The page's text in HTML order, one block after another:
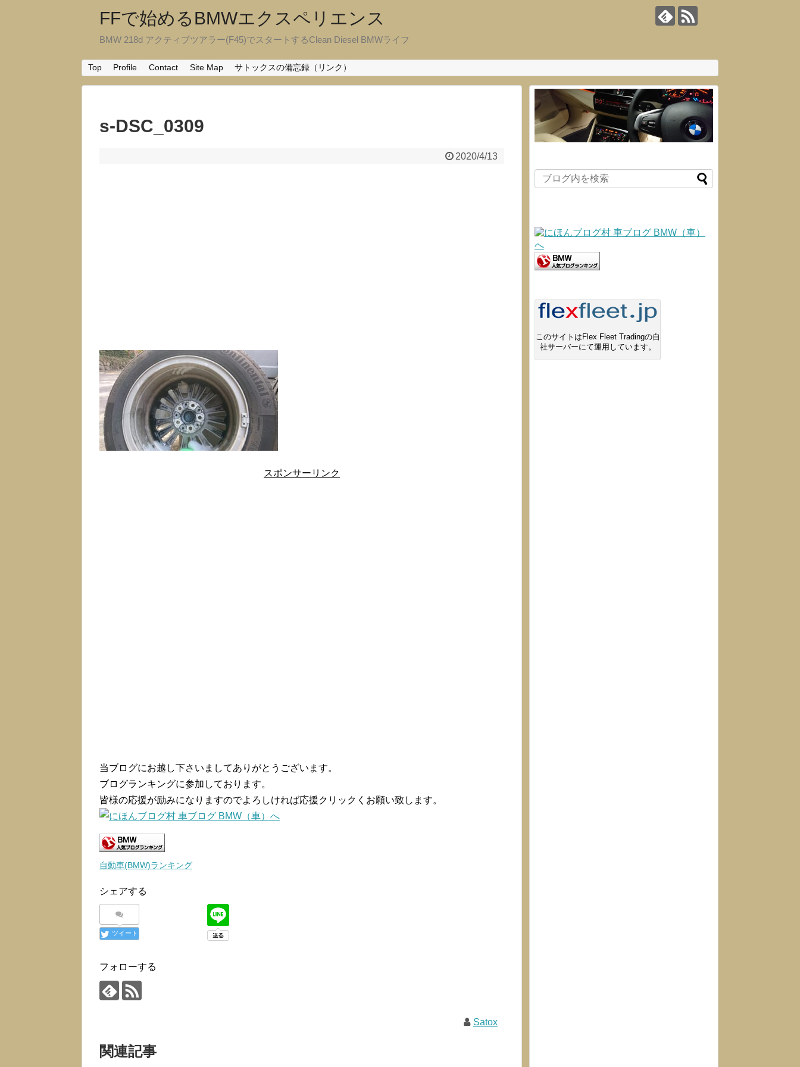
FFで始めるBMWエクスペリエンス
BMW 218d アクティブツアラー(F45)でスタートするClean Diesel BMWライフ
Top Profile Contact Site Map サトックスの備忘録（リンク）
s-DSC_0309
2020/4/13
スポンサーリンク
当ブログにお越し下さいましてありがとうございます。
ブログランキングに参加しております。
皆様の応援が励みになりますのでよろしければ応援クリックくお願い致します。
自動車(BMW)ランキング
シェアする
ツイート
フォローする
Satox
関連記事
このサイトはFlex Fleet Tradingの自
社サーバーにて運用しています。